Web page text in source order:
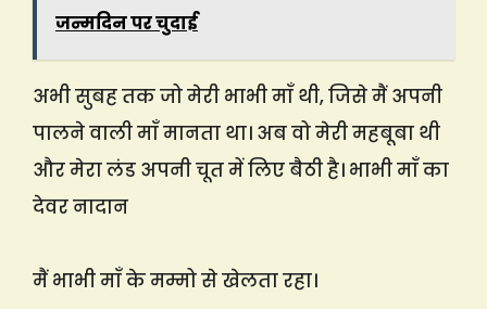
जन्मदिन पर चुदाई
अभी सुबह तक जो मेरी भाभी माँ थी, जिसे मैं अपनी
पालने वाली माँ मानता था। अब वो मेरी महबूबा थी
और मेरा लंड अपनी चूत में लिए बैठी है। भाभी माँ का
देवर नादान
मैं भाभी माँ के मम्मो से खेलता रहा।